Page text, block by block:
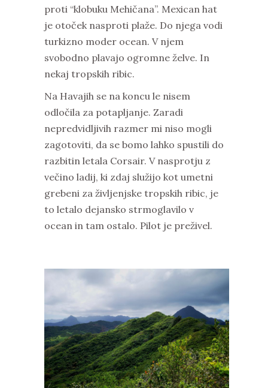
proti “klobuku Mehičana”. Mexican hat
je otoček nasproti plaže. Do njega vodi
turkizno moder ocean. V njem
svobodno plavajo ogromne želve. In
nekaj tropskih ribic.
Na Havajih se na koncu le nisem
odločila za potapljanje. Zaradi
nepredvidljivih razmer mi niso mogli
zagotoviti, da se bomo lahko spustili do
razbitin letala Corsair. V nasprotju z
večino ladij, ki zdaj služijo kot umetni
grebeni za življenjske tropskih ribic, je
to letalo dejansko strmoglavilo v
ocean in tam ostalo. Pilot je preživel.